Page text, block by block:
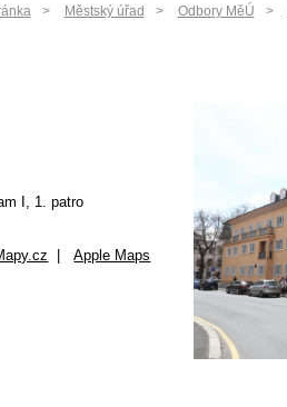
Městský úřad Odbory MěÚ
I, 1. patro
|Apple Maps